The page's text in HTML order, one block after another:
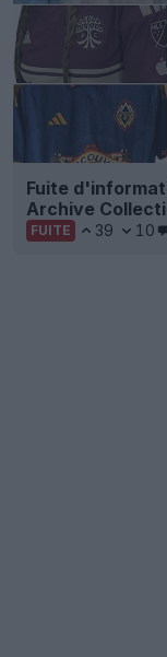
Fuite
Archive
FUITE 39 10